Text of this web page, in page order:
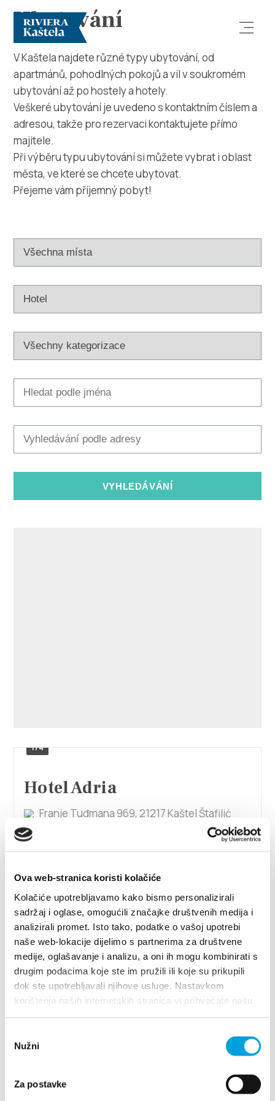
Ova web-stranica koristi kolačiće
Kolačiće upotrebljavamo kako bismo personalizirali
sadržaj i oglase, omogućili značajke društvenih medija i
analizirali promet. Isto tako, podatke o vašoj upotrebi
naše web-lokacije dijelimo s partnerima za društvene
medije, oglašavanje i analizu, a oni ih mogu kombinirati s
drugim podacima koje ste im pružili ili koje su prikupili
dok ste upotrebljavali njihove usluge. Nastavkom
korištenja naših internetskih stranica vi prihvaćate našu
pristanka
Nužni
Za postavke
Prozkoumej
Destinace
Info
Safe in Dalmatia
cs
info@kastela-info.hr
Villa Nika, Kamberovo šetalište 30,
21216 Kaštel Stari, Hrvatska
Wskazówki
Ubytování
V Kaštela najdete různé typy ubytování, od
apartmánů, pohodlných pokojů a vil v soukromém
ubytování až po hostely a hotely.
Veškeré ubytování je uvedeno s kontaktním číslem a
adresou, takže pro rezervaci kontaktujete přímo
majitele.
Při výběru typu ubytování si můžete vybrat i oblast
města, ve které se chcete ubytovat.
Přejeme vám příjemný pobyt!
1/4
Hotel Adria
Franje Tuđmana 969, 21217 Kaštel Štafilić
Hotel Baletna škola
don Frane Franića 1, 21214 Kaštel Kambelovac
021221912
info@hotel-baletnaskola.com
Hotel Benjamin
Ulica sv. Petra od Klobučca 4, 21217 Kaštel
Novi